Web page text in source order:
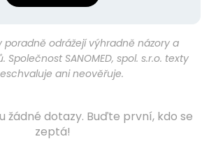
poradně odrážejí výhradně názory a
Společnost SANOMED, spol. s.r.o. texty
ani neověřuje.
žádné dotazy. Buďte první, kdo se
zeptá!